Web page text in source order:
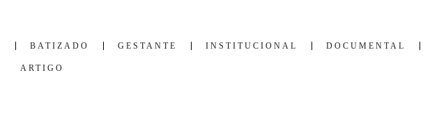
BATIZADO GESTANTE INSTITUCIONAL DOCUMENTAL
ARTIGO